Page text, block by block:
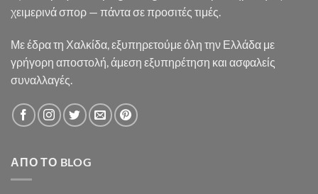
χειμερινά σπορ — πάντα σε προσιτές τιμές.
Με έδρα τη Χαλκίδα, εξυπηρετούμε όλη την Ελλάδα με
γρήγορη αποστολή, άμεση εξυπηρέτηση και ασφαλείς
συναλλαγές.
ΑΠΌ ΤΟ BLOG